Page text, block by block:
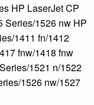
HP LaserJet CP
Series/1526 nw HP
1411 fn/1412
fnw/1418 fnw
1521 n/1522
1526 nw/1527